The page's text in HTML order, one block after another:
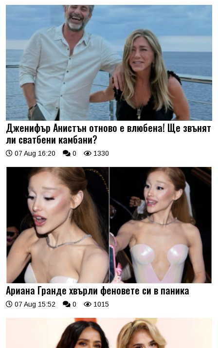
Дженифър Анистън отново е влюбена! Ще звънят
ли сватбени камбани?
07 Aug 16:20 0 1330
Ариана Гранде хвърли феновете си в паника
07 Aug 15:52 0 1015